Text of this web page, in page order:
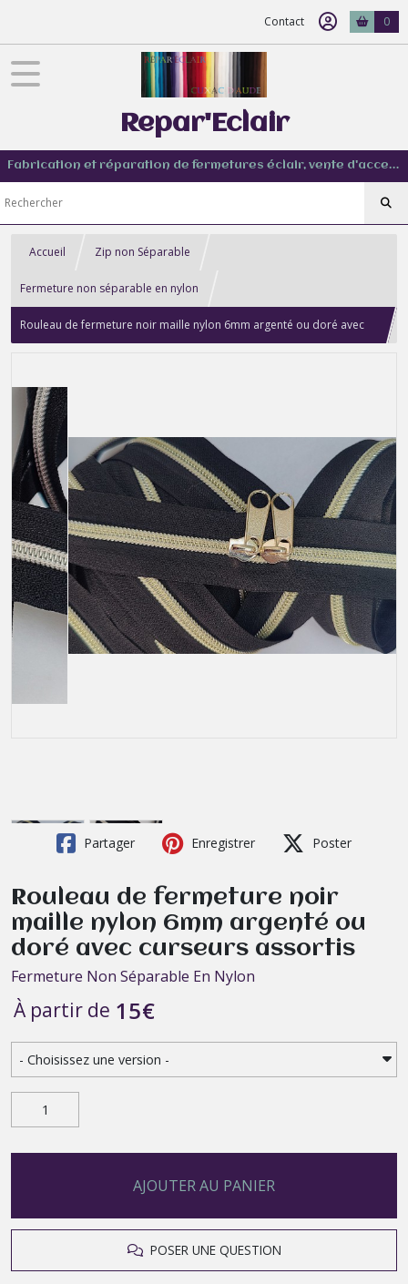
Contact 0
Repar'Eclair
Fabrication et réparation de fermetures éclair, vente d'accessoire couture de tout type
Accueil Zip non Séparable
Fermeture non séparable en nylon
Rouleau de fermeture noir maille nylon 6mm argenté ou doré avec
Partager Enregistrer Poster
Rouleau de fermeture noir
maille nylon 6mm argenté ou
doré avec curseurs assortis
Fermeture Non Séparable En Nylon
À partir de 15€
AJOUTER AU PANIER
POSER UNE QUESTION